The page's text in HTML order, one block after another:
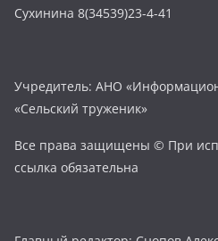
Сухинина 8(34539)23-4-41
Учредитель: АНО
«Сельский труженик»
Все права защищены © При
ссылка обязательна